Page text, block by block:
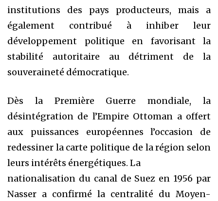
institutions des pays producteurs, mais a
également contribué à inhiber leur
développement politique en favorisant la
stabilité autoritaire au détriment de la
souveraineté démocratique.
Dès la Première Guerre mondiale, la
désintégration de l’Empire Ottoman a offert
aux puissances européennes l’occasion de
redessiner la carte politique de la région selon
leurs intérêts énergétiques. La
nationalisation du canal de Suez en 1956 par
Nasser a confirmé la centralité du Moyen-